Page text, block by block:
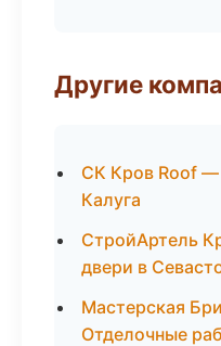
Другие
СК Кров Roof
Калуга
СтройАртель
двери в
Мастерская
Отделочные